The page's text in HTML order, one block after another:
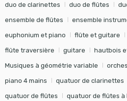
duo de clarinettes duo de flûtes
ensemble de flûtes ensemble
euphonium et piano flûte et guitare
flûte traversière guitare hautbois
Musiques à géométrie variable
piano 4 mains quatuor de clarinettes
quatuor de flûtes quatuor de flûtes à